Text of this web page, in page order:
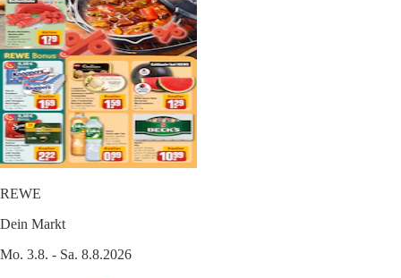
REWE
Dein Markt
Mo. 3.8. - Sa. 8.8.2026